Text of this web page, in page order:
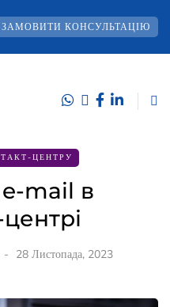
ЗАМОВИТИ КОНСУЛЬТАЦІЮ
ЦЕНТРУ
mail в
28 Листопада, 2023